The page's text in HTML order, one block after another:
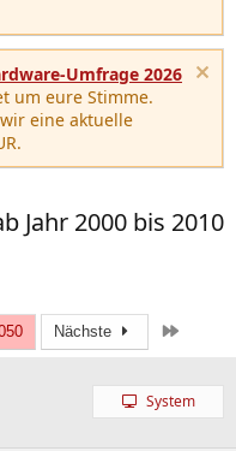
Umfrage 2026
um eure Stimme.
eine aktuelle
Jahr 2000 bis 2010
Nächste
System